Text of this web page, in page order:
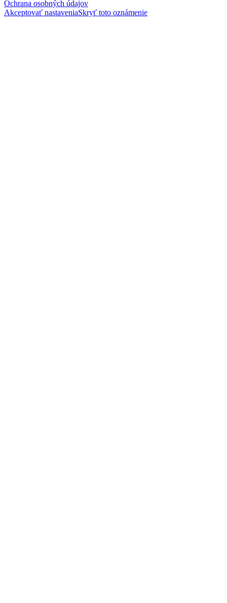
Ochrana osobných údajov
Akceptovať nastaveniaSkryť toto oznámenie